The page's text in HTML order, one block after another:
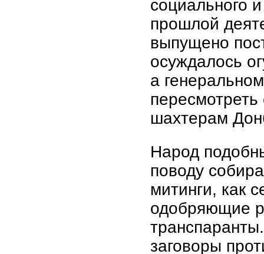
социального
прошлой
выпущено
осуждалось
а
шахтерам
Народ
поводу
митинги, как
одобряющие
заговоры